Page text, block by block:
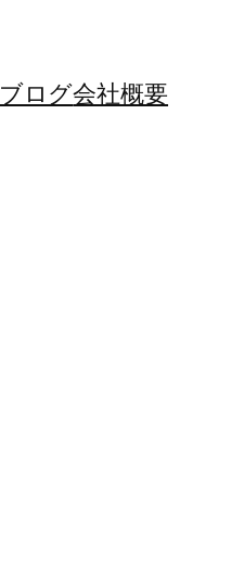
ブログ会社概要